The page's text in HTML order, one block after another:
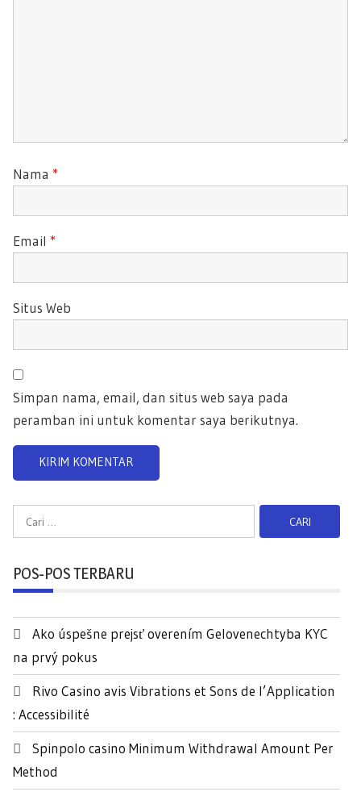
Nama *
Email *
Situs Web
Simpan nama, email, dan situs web saya pada
peramban ini untuk komentar saya berikutnya.
a
u
k
:
POS-POS TERBARU
Ako úspešne prejsť overením Gelovenechtyba KYC
na prvý pokus
Rivo Casino avis Vibrations et Sons de l’Application
: Accessibilité
Spinpolo casino Minimum Withdrawal Amount Per
Method